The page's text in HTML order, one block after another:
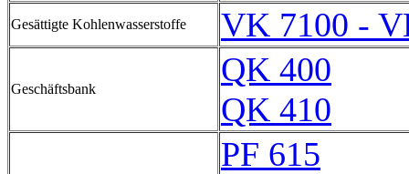
Gesättigte Kohlenwasserstoffe VK 7100 -
Geschäftsbank
QK 400
QK 410
PF 615